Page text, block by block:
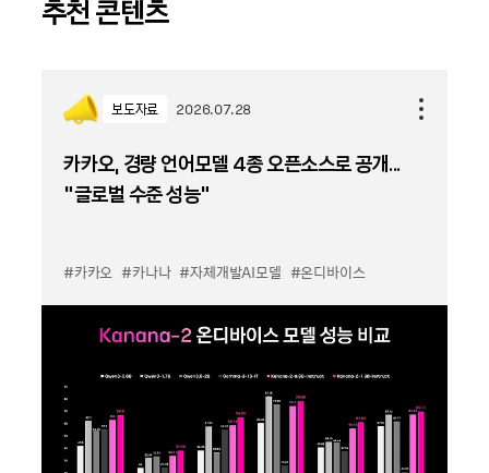
추천 콘텐츠
보도자료 2026.07.28
카카오, 경량 언어모델 4종 오픈소스로 공개...
“글로벌 수준 성능”
#카카오 #카나나 #자체개발AI모델 #온디바이스